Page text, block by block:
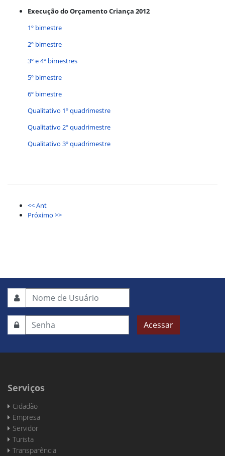
Execução do Orçamento Criança 2012
1º bimestre
2º bimestre
3º e 4º bimestres
5º bimestre
6º bimestre
Qualitativo 1º quadrimestre
Qualitativo 2º quadrimestre
Qualitativo 3º quadrimestre
<< Ant
Próximo >>
Acessar
Serviços
Cidadão
Empresa
Servidor
Turista
Transparência